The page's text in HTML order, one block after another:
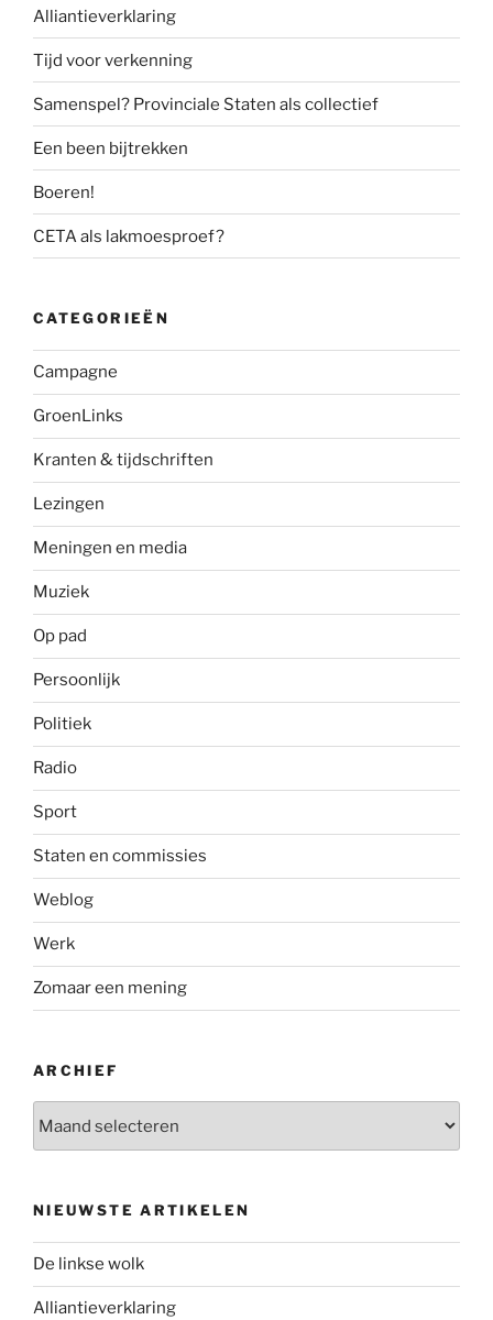
Alliantieverklaring
Tijd voor verkenning
Samenspel? Provinciale Staten als collectief
Een been bijtrekken
Boeren!
CETA als lakmoesproef?
CATEGORIEËN
Campagne
GroenLinks
Kranten & tijdschriften
Lezingen
Meningen en media
Muziek
Op pad
Persoonlijk
Politiek
Radio
Sport
Staten en commissies
Weblog
Werk
Zomaar een mening
ARCHIEF
NIEUWSTE ARTIKELEN
De linkse wolk
Alliantieverklaring